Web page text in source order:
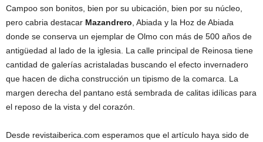
Campoo son bonitos, bien por su ubicación, bien por su núcleo,
pero cabria destacar Mazandrero , Abiada y la Hoz de Abiada
donde se conserva un ejemplar de Olmo con más de 500 años de
antigüedad al lado de la iglesia. La calle principal de Reinosa tiene
cantidad de galerías acristaladas buscando el efecto invernadero
que hacen de dicha construcción un tipismo de la comarca. La
margen derecha del pantano está sembrada de calitas idílicas para
el reposo de la vista y del corazón.
Desde revistaiberica.com esperamos que el artículo haya sido de